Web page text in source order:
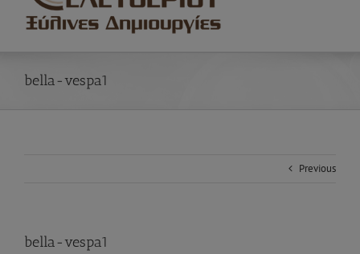
bella-vespa1
Previous
bella-vespa1